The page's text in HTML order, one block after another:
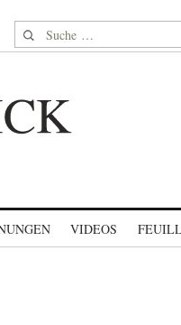
Suche nach:
VIDEOS